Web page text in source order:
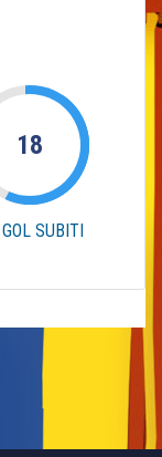
18
GOL SUBITI